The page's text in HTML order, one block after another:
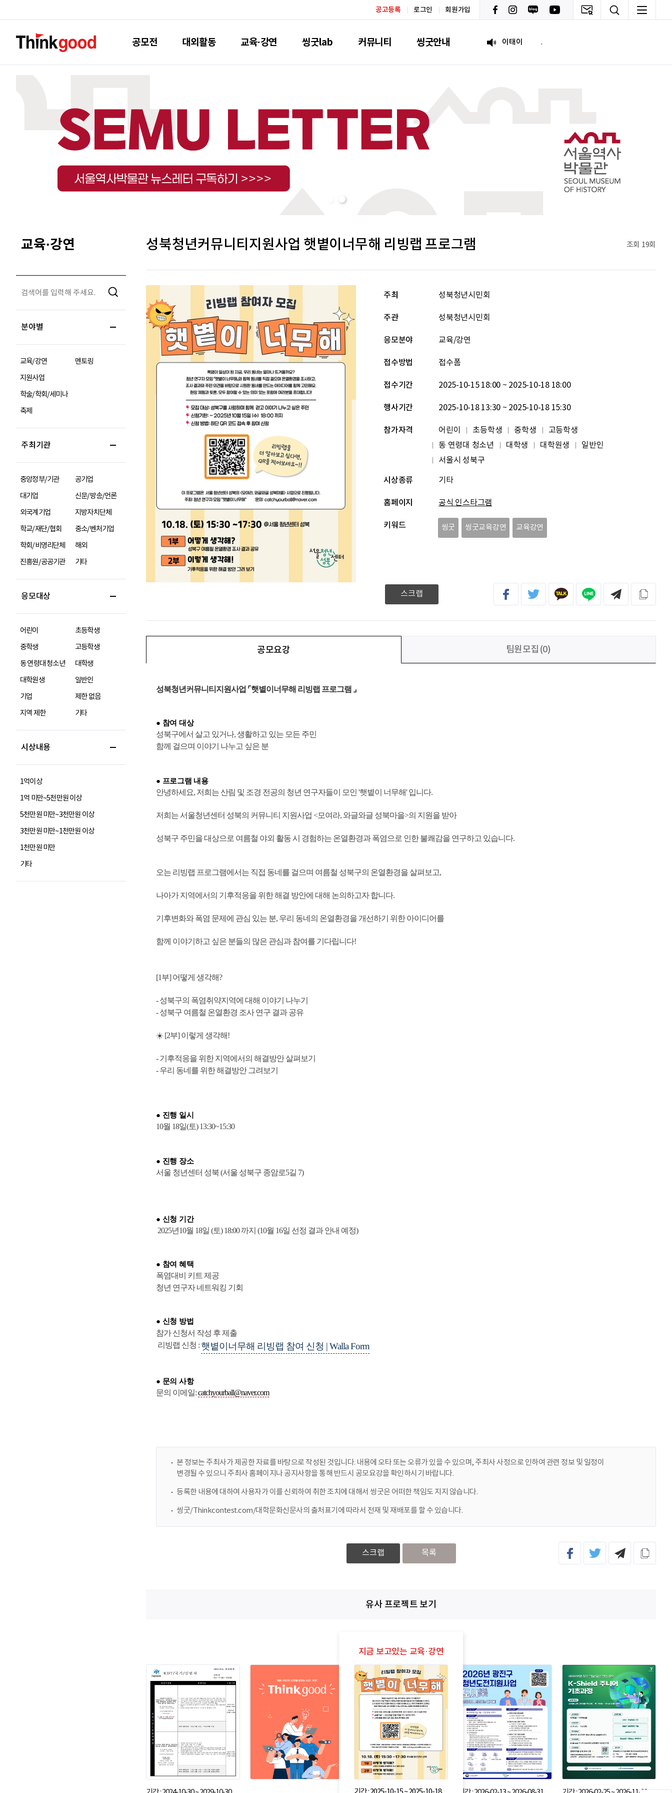
공고등록 로그인 회원가입
공모전 대외활동 교육·강연 씽굿lab 커뮤니티 씽굿안내
원태영 화이팅
이태이 .
안녕하세요. 잘 부탁드립니다. 열심히 하겠습니다. 많은 관심 부탁드립니다.
조현기
092
교육·강연
분야별
교육/강연
멘토링
지원사업
학술/학회/세미나
축제
주최기관
중앙정부/기관
공기업
대기업
신문/방송/언론
외국계기업
지방자치단체
학교/재단/협회
중소/벤처기업
학회/비영리단체
해외
진흥원/공공기관
기타
응모대상
어린이
초등학생
중학생
고등학생
동 연령대 청소년
대학생
대학원생
일반인
기업
제한 없음
지역 제한
기타
시상내용
1억이상
1억 미만~5천만원 이상
5천만원 미만~3천만원 이상
3천만원 미만~1천만원 이상
1천만원 미만
기타
성북청년커뮤니티지원사업 햇볕이너무해 리빙랩 프로그램 조회 19회
주최 성북청년시민회
주관 성북청년시민회
응모분야 교육/강연
접수방법 접수폼
접수기간 2025-10-15 18:00 ~ 2025-10-18 18:00
행사기간 2025-10-18 13:30 ~ 2025-10-18 15:30
참가자격 어린이 초등학생 중학생
고등학생
동 연령대 청소년
대학생 대학원생
일반인
서울시 성북구
시상종류 기타
홈페이지 공식 인스타그램
키워드 씽굿 씽굿교육강연 교육강연
스크랩
공모요강 팀원모집(0)
본 정보는 주최사가 제공한 자료를 바탕으로 작성된 것입니다. 내용에 오타 또는 오류가 있을 수 있으며, 주최사 사정으로 인하여 관련 정보 및 일정이
변경될 수 있으니 주최사 홈페이지나 공지사항을 통해 반드시 공모요강을 확인하시기 바랍니다.
등록한 내용에 대하여 사용자가 이를 신뢰하여 취한 조치에 대해서 씽굿은 어떠한 책임도 지지 않습니다.
씽굿/Thinkcontest.com/대학문화신문사의 출처표기에 따라서 전재 및 재배포를 할 수 있습니다.
스크랩 목록
유사 프로젝트 보기